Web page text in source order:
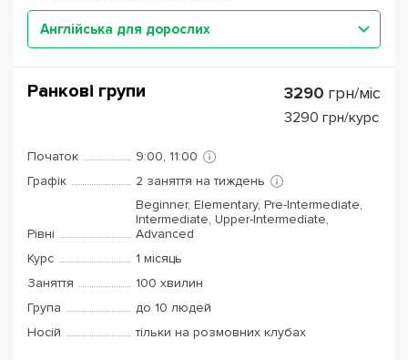
Англійська для дорослих
Ранкові групи 3290 грн/міс
3290 грн/курс
Початок
9:00, 11:00
Графік
2 заняття на тиждень
Рівні
Beginner, Elementary, Pre-Intermediate,
Intermediate, Upper-Intermediate,
Advanced
Курс
1 місяць
Заняття
100 хвилин
Група
до 10 людей
Носій
тільки на розмовних клубах